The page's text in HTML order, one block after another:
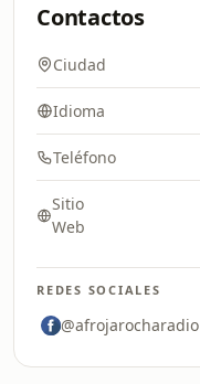
Contactos
Ciudad
Idioma
Teléfono
Sitio
Web
REDES SOCIALES
@afrojarocharadio